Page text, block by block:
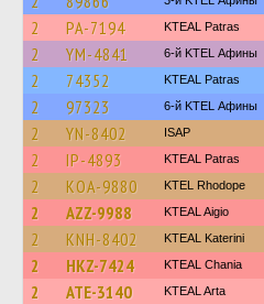
2 PA-7194 KTEAL Patras
2 YM-4841 6-й KTEL Афины
2 74352 KTEAL Patras
2 97323 6-й KTEL Афины
2 YN-8402 ISAP
2 IP-4893 KTEAL Patras
2 KOA-9880 KTEL Rhodope
2 AZZ-9988 KTEAL Aigio
2 KNH-8402 KTEAL Katerini
2 HKZ-7424 KTEAL Chania
2 ATE-3140 KTEAL Arta